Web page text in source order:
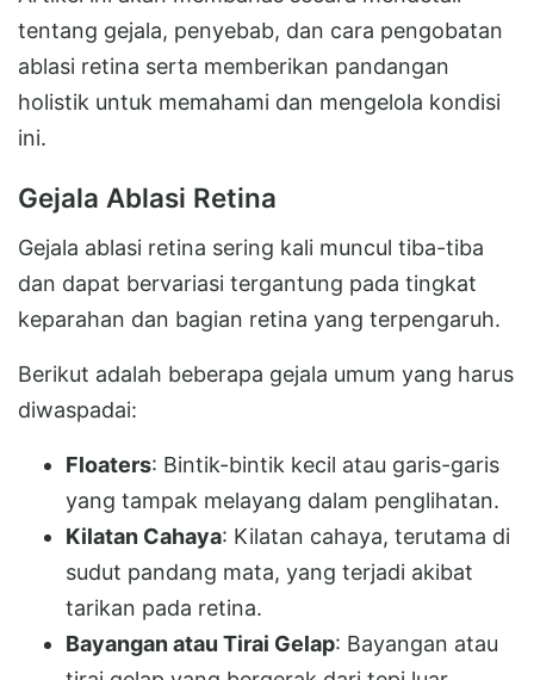
tentang gejala, penyebab, dan cara pengobatan
ablasi retina serta memberikan pandangan
holistik untuk memahami dan mengelola kondisi
ini.
Gejala Ablasi Retina
Gejala ablasi retina sering kali muncul tiba-tiba
dan dapat bervariasi tergantung pada tingkat
keparahan dan bagian retina yang terpengaruh.
Berikut adalah beberapa gejala umum yang harus
diwaspadai:
Floaters: Bintik-bintik kecil atau garis-garis
yang tampak melayang dalam penglihatan.
Kilatan Cahaya: Kilatan cahaya, terutama di
sudut pandang mata, yang terjadi akibat
tarikan pada retina.
Bayangan atau Tirai Gelap: Bayangan atau